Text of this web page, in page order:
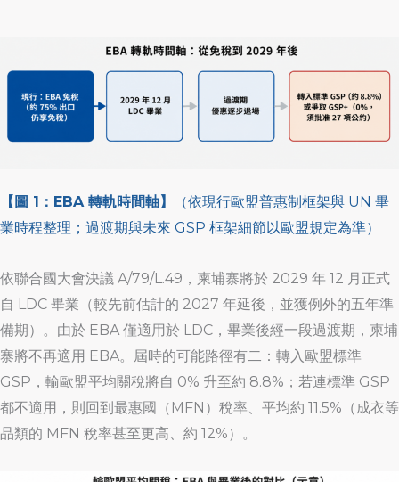
【圖 1：EBA 轉軌時間軸】
（依現行歐盟普惠制框架與 UN 畢
業時程整理；過渡期與未來 GSP 框架細節以歐盟規定為準）
依聯合國大會決議 A/79/L.49，柬埔寨將於 2029 年 12 月正式
自 LDC 畢業（較先前估計的 2027 年延後，並獲例外的五年準
備期）。由於 EBA 僅適用於 LDC，畢業後經一段過渡期，柬埔
寨將不再適用 EBA。屆時的可能路徑有二：轉入歐盟標準
GSP，輸歐盟平均關稅將自 0% 升至約 8.8%；若連標準 GSP
都不適用，則回到最惠國（MFN）稅率、平均約 11.5%（成衣等
品類的 MFN 稅率甚至更高、約 12%）。